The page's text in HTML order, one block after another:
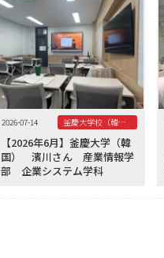
2026-07-14 釜慶大学校（韓国）
【2026年6月】釜慶大学（韓
国） 濱川さん 産業情報学
部 企業システム学科